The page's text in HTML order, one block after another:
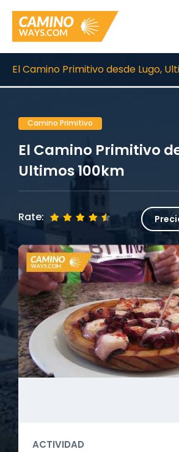
contenido
El Camino Primitivo desde Lugo,
Camino Primitivo
El Camino Primitivo
Ultimos 100km
Rate:
ACTIVIDAD